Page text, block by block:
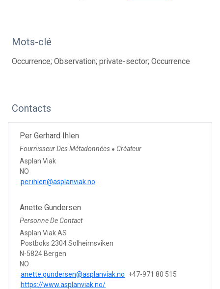
Mots-clé
Occurrence; Observation; private-sector; Occurrence
Contacts
Per Gerhard Ihlen
Fournisseur Des Métadonnées ● Créateur
Asplan Viak
NO
per.ihlen@asplanviak.no
Anette Gundersen
Personne De Contact
Asplan Viak AS
Postboks 2304 Solheimsviken
N-5824 Bergen
NO
anette.gundersen@asplanviak.no +47-971 80 515
https://www.asplanviak.no/